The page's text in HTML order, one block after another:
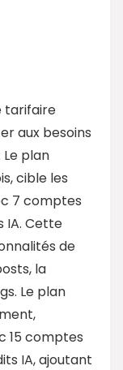
tarifaire
aux besoins
plan
cible les
7 comptes
IA. Cette
de
la
Le plan
15 comptes
IA, ajoutant